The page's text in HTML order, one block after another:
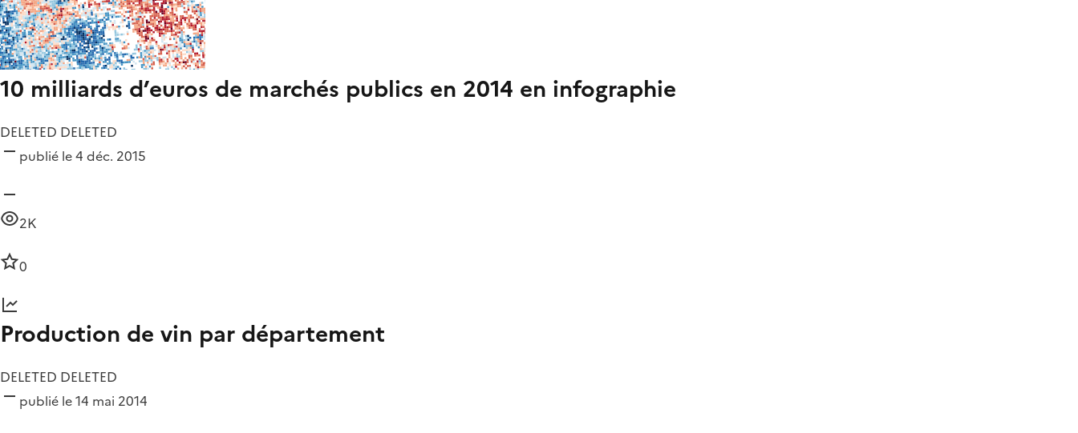
10 milliards d’euros de marchés publics en 2014 en infographie
DELETED DELETED
publié le 4 déc. 2015
2K
0
Production de vin par département
DELETED DELETED
publié le 14 mai 2014